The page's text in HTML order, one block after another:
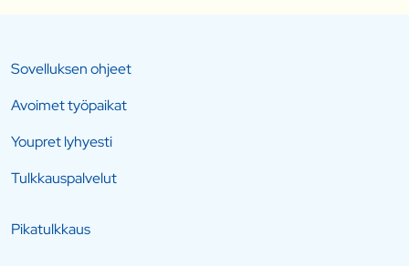
Sovelluksen ohjeet
Avoimet työpaikat
Youpret lyhyesti
Tulkkauspalvelut
Pikatulkkaus